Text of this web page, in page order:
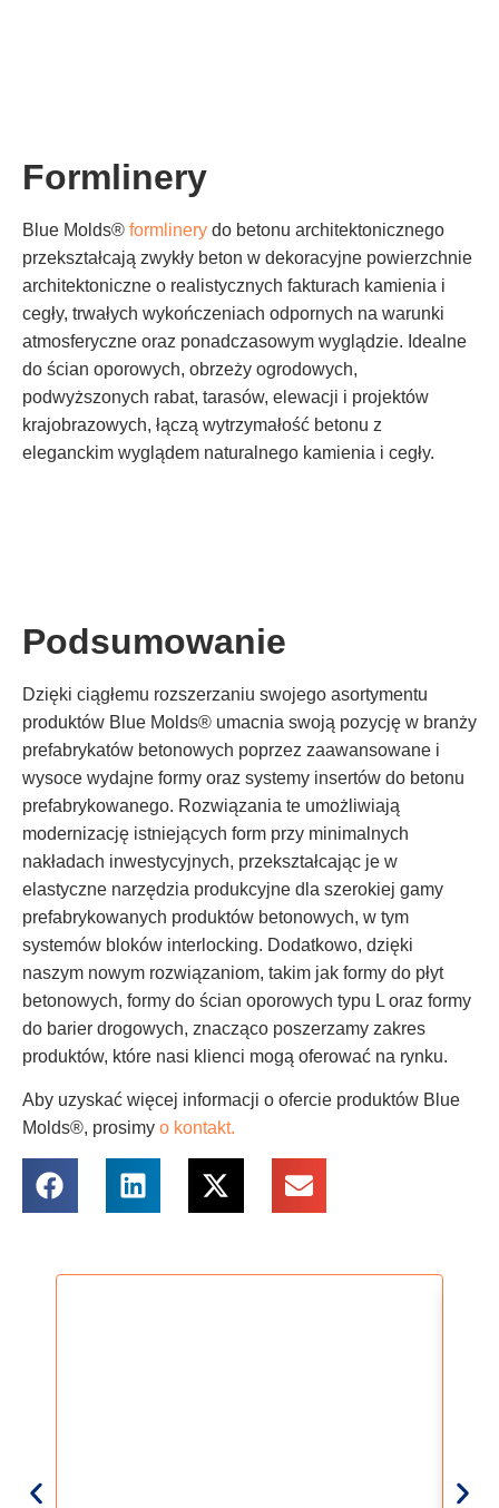
Formlinery
Blue Molds® formlinery do betonu architektonicznego
przekształcają zwykły beton w dekoracyjne powierzchnie
architektoniczne o realistycznych fakturach kamienia i
cegły, trwałych wykończeniach odpornych na warunki
atmosferyczne oraz ponadczasowym wyglądzie. Idealne
do ścian oporowych, obrzeży ogrodowych,
podwyższonych rabat, tarasów, elewacji i projektów
krajobrazowych, łączą wytrzymałość betonu z
eleganckim wyglądem naturalnego kamienia i cegły.
Podsumowanie
Dzięki ciągłemu rozszerzaniu swojego asortymentu
produktów Blue Molds® umacnia swoją pozycję w branży
prefabrykatów betonowych poprzez zaawansowane i
wysoce wydajne formy oraz systemy insertów do betonu
prefabrykowanego. Rozwiązania te umożliwiają
modernizację istniejących form przy minimalnych
nakładach inwestycyjnych, przekształcając je w
elastyczne narzędzia produkcyjne dla szerokiej gamy
prefabrykowanych produktów betonowych, w tym
systemów bloków interlocking. Dodatkowo, dzięki
naszym nowym rozwiązaniom, takim jak formy do płyt
betonowych, formy do ścian oporowych typu L oraz formy
do barier drogowych, znacząco poszerzamy zakres
produktów, które nasi klienci mogą oferować na rynku.
Aby uzyskać więcej informacji o ofercie produktów Blue
Molds®, prosimy o kontakt.